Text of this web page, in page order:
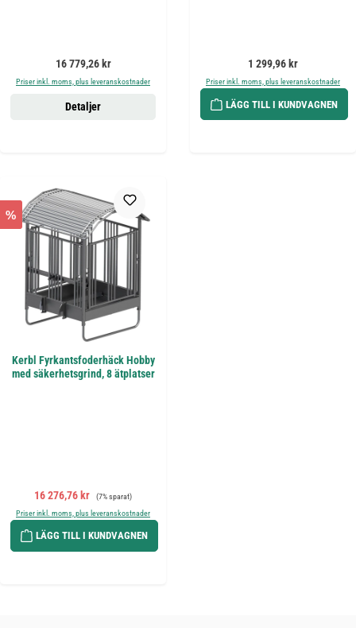
Ordinarie pris:
16 779,26 kr
Priser inkl. moms, plus leveranskostnader
Detaljer
Ordinarie pris:
1 299,96 kr
Priser inkl. moms, plus leveranskostnader
LÄGG TILL I KUNDVAGNEN
%
Kerbl Fyrkantsfoderhäck Hobby
med säkerhetsgrind, 8 ätplatser
Försäljningspris:
16 276,76 kr Ordinarie pris:
(7% sparat)
Priser inkl. moms, plus leveranskostnader
LÄGG TILL I KUNDVAGNEN